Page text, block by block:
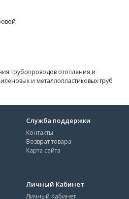
трубопроводов отопления и
и металлопластиковых труб
Служба поддержки
Контакты
Возврат товара
Карта сайта
Личный Кабинет
Личный Кабинет